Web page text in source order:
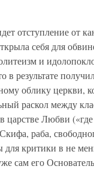
отступление от
себя для
и
результате
облику церкви,
раскол между
царстве Любви
раба,
критики в не
сам его